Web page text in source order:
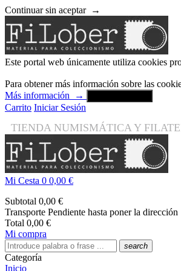
Continuar sin aceptar →
Este portal web únicamente utiliza cookies
Para obtener más información sobre las
Más información
→
Carrito Iniciar Sesión
TIENDA NUMISMÁTICA Y
Mi Cesta 0 0,00 €
Subtotal 0,00 €
Transporte Pendiente hasta poner la dirección
Total 0,00 €
Mi compra
search
Categoría
Inicio